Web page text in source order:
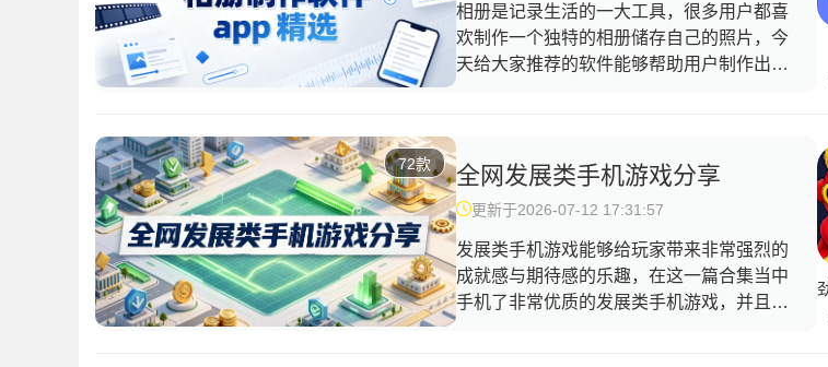
相册是记录生活的一大工具，很多用户都喜
欢制作一个独特的相册储存自己的照片，今
天给大家推荐的软件能够帮助用户制作出各
册，还有各种相册模版，帮助用户更加便捷
吧。
72款 全网发展类手机游戏分享
更新于2026-07-12 17:31:57
发展类手机游戏能够给玩家带来非常强烈的
成就感与期待感的乐趣，在这一篇合集当中
手机了非常优质的发展类手机游戏，并且有